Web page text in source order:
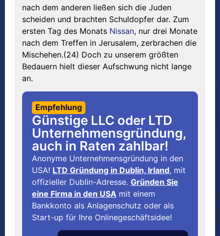
nach dem anderen ließen sich die Juden
scheiden und brachten Schuldopfer dar. Zum
ersten Tag des Monats Nissan, nur drei Monate
nach dem Treffen in Jerusalem, zerbrachen die
Mischehen.(24) Doch zu unserem größten
Bedauern hielt dieser Aufschwung nicht lange
an.
Empfehlung
Günstige LLC oder LTD
Unternehmensgründung,
auch in Raten zahlbar!
Anonyme Unternehmensgründung in den
USA! LTD Gründung in Dublin, Irland, mit
offizieller Dublin-Adresse. Gründen Sie
eine Firma in den USA mit einem
Bankkonto als Anlagenschutz oder als
Start-up für Ihre Onlinegeschäftsidee!